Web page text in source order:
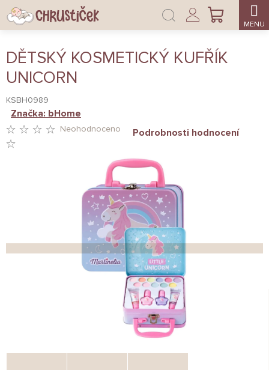
Přejít
na
obsah
NÁKUPNÍ
Přihlášení
DĚTSKÝ KOSMETICKÝ KUFŘÍK
UNICORN
KSBH0989
HVĚZDIČEK.
Neohodnoceno Podrobnosti hodnocení
Značka: bHome